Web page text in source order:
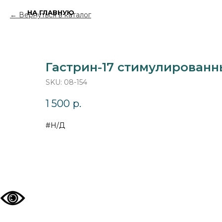
Вернуться в каталог
Гастрин-17
SKU: 08-154
1 500 р.
#Н/Д
НА ГЛАВНУЮ